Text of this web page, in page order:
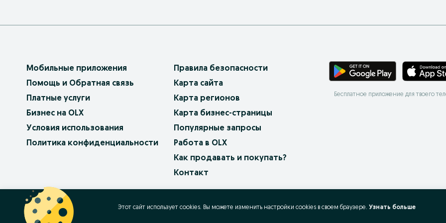
Мобильные приложения
Помощь и Обратная связь
Платные услуги
Бизнес на OLX
Условия использования
Политика конфиденциальности
Правила безопасности
Карта сайта
Карта регионов
Карта бизнес-страницы
Популярные запросы
Работа в OLX
Как продавать и покупать?
Контакт
Бесплатное приложение для твоего
OLX.bg
Этот сайт использует cookies. Вы можете изменить настройки cookies в своeм браузере. Узнать больше